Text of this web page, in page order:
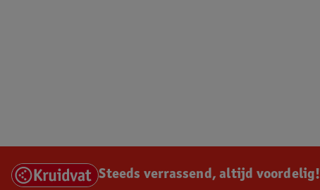
Steeds verrassend, altijd voordelig!